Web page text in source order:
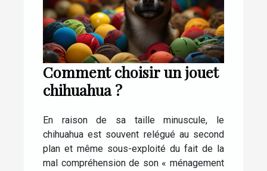
Comment choisir un jouet
chihuahua ?
En raison de sa taille minuscule, le
chihuahua est souvent relégué au second
plan et même sous-exploité du fait de la
mal compréhension de son « ménagement